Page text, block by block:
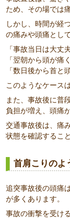
ため、その場では
しかし、時間が経
の痛みや頭痛とし
「事故当日は大丈
「翌朝から頭が痛
「数日後から首と
このようなケース
また、事故後に普
負担が増え、頭痛
交通事故後は、痛
状態を確認するこ
首肩こりのよ
追突事故後の頭痛
が多くあります。
事故の衝撃を受け